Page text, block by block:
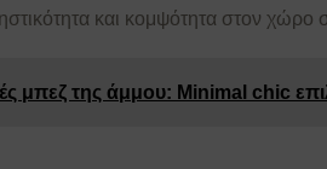
και κομψότητα στον χώρο
μπεζ της άμμου: Minimal chic